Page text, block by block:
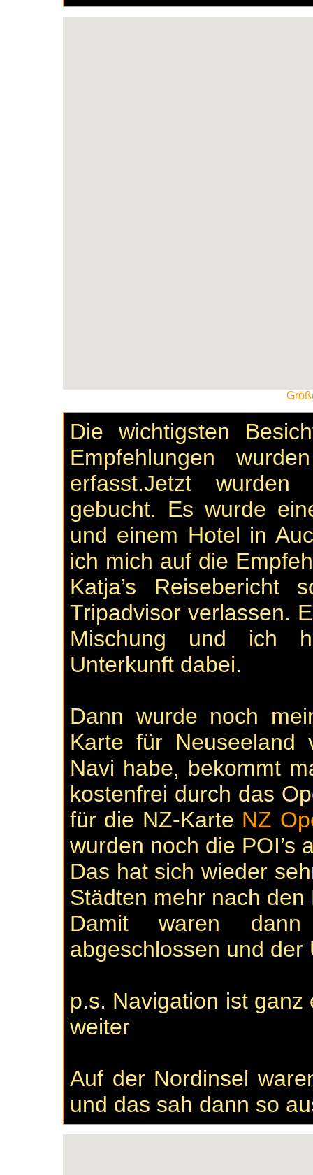
Die wichtigsten
Empfehlungen
erfasst.Jetzt
gebucht. Es wurde
und einem Hotel in
ich mich auf die
Katja’s Reisebericht
Tripadvisor verlassen.
Mischung und ich
Unterkunft dabei.
Dann wurde noch
Karte für Neuseeland
Navi habe, bekommt
kostenfrei durch das
für die NZ-Karte NZ
wurden noch die POI’s
Das hat sich wieder
Städten mehr nach den
Damit waren
abgeschlossen und
p.s. Navigation ist
weiter
Auf der Nordinsel
und das sah dann so